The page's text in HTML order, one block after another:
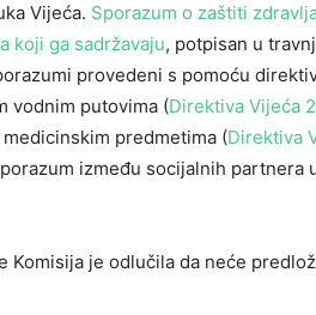
Vijeća. Sporazum o zaštiti
koji ga sadržavaju, potpisan u
provedeni s pomoću
vodnim putovima (Direktiva Vijeća
predmetima (Direktiva
između socijalnih partnera
Komisija je odlučila da neće